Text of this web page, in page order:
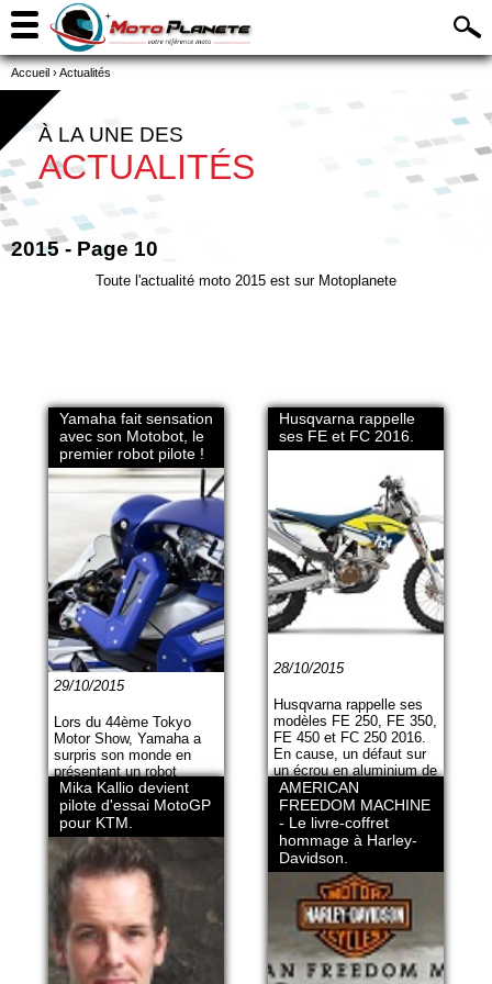
Accueil ›Actualités
À LA UNE DES
ACTUALITÉS
2015 - Page 10
Toute l'actualité moto 2015 est sur Motoplanete
Yamaha fait sensation
avec son Motobot, le
premier robot pilote !
29/10/2015
Lors du 44ème Tokyo
Motor Show, Yamaha a
surpris son monde en
présentant un robot
humanoïde capable de
piloter une moto : le
Motobot V1 !
Husqvarna rappelle
ses FE et FC 2016.
28/10/2015
Husqvarna rappelle ses
modèles FE 250, FE 350,
FE 450 et FC 250 2016.
En cause, un défaut sur
un écrou en aluminium de
la pompe à essence.
Mika Kallio devient
pilote d'essai MotoGP
pour KTM.
AMERICAN
FREEDOM MACHINE
- Le livre-coffret
hommage à Harley-
Davidson.